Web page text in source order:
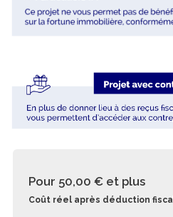
Pour 50,00 € et plus
Coût réel après déduction